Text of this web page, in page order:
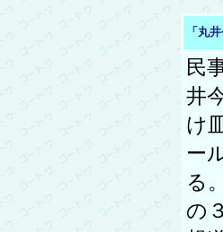
「丸
民
井
け
ー
る
の